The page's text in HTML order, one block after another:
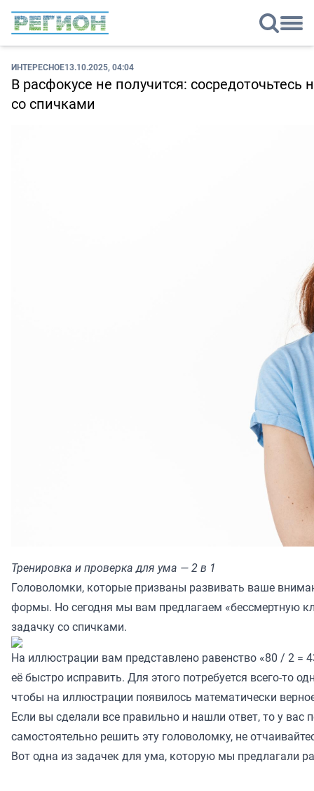
ИНТЕРЕСНОЕ13.10.2025, 04:04
В расфокусе не получится:
со спичками
Тренировка и проверка для ума — 2 в 1
Головоломки, которые призваны развивать ваше
формы. Но сегодня мы вам предлагаем «бессмертную
задачку со спичками.
На иллюстрации вам представлено равенство «80 / 2 =
её быстро исправить. Для этого потребуется всего-то
чтобы на иллюстрации появилось математически
Если вы сделали все правильно и нашли ответ, то у вас
самостоятельно решить эту головоломку, не
Вотодна из задачек для ума, которую мы предлагали